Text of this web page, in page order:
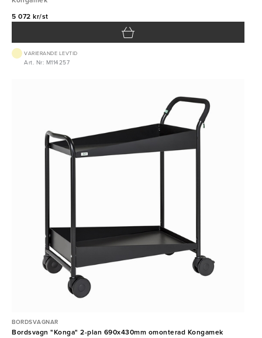
5 072 kr/st
VARIERANDE LEVTID
Art. Nr: M114257
BORDSVAGNAR
Bordsvagn "Konga" 2-plan 690x430mm omonterad Kongamek